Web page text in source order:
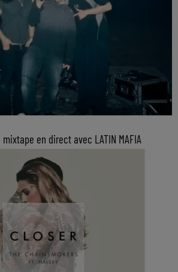
en direct avec LATIN MAFIA